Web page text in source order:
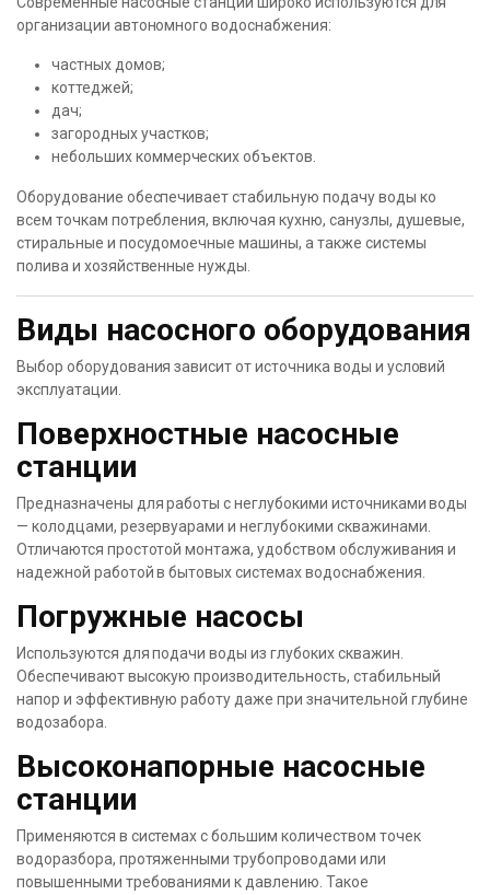
организации автономного водоснабжения:
частных домов;
коттеджей;
дач;
загородных участков;
небольших коммерческих объектов.
Оборудование обеспечивает стабильную подачу воды ко
всем точкам потребления, включая кухню, санузлы, душевые,
стиральные и посудомоечные машины, а также системы
полива и хозяйственные нужды.
Виды насосного оборудования
Выбор оборудования зависит от источника воды и условий
эксплуатации.
Поверхностные насосные
станции
Предназначены для работы с неглубокими источниками воды
— колодцами, резервуарами и неглубокими скважинами.
Отличаются простотой монтажа, удобством обслуживания и
надежной работой в бытовых системах водоснабжения.
Погружные насосы
Используются для подачи воды из глубоких скважин.
Обеспечивают высокую производительность, стабильный
напор и эффективную работу даже при значительной глубине
водозабора.
Высоконапорные насосные
станции
Применяются в системах с большим количеством точек
водоразбора, протяженными трубопроводами или
повышенными требованиями к давлению. Такое